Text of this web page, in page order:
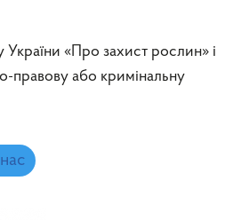
«Про захист рослин» і
правову або кримінальну